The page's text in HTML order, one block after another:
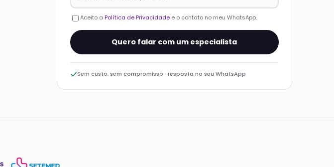
Aceito a Política de Privacidadee o contato no meu WhatsApp.
Quero falar com um especialista
Sem custo, sem compromisso · resposta no seu WhatsApp